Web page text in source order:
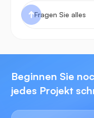
Beginnen Sie
jedes Projekt